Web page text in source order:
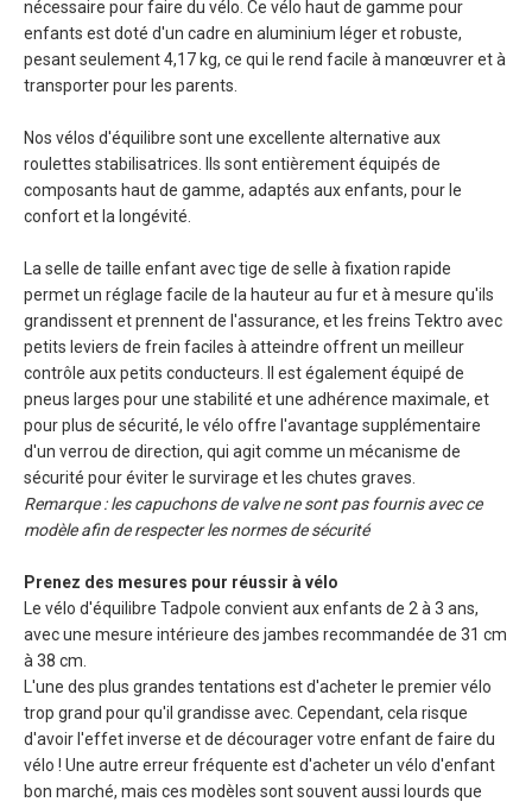
nécessaire pour faire du vélo. Ce vélo haut de gamme pour
enfants est doté d'un cadre en aluminium léger et robuste,
pesant seulement 4,17 kg, ce qui le rend facile à manœuvrer et à
transporter pour les parents.
Nos vélos d'équilibre sont une excellente alternative aux
roulettes stabilisatrices. Ils sont entièrement équipés de
composants haut de gamme, adaptés aux enfants, pour le
confort et la longévité.
La selle de taille enfant avec tige de selle à fixation rapide
permet un réglage facile de la hauteur au fur et à mesure qu'ils
grandissent et prennent de l'assurance, et les freins Tektro avec
petits leviers de frein faciles à atteindre offrent un meilleur
contrôle aux petits conducteurs. Il est également équipé de
pneus larges pour une stabilité et une adhérence maximale, et
pour plus de sécurité, le vélo offre l'avantage supplémentaire
d'un verrou de direction, qui agit comme un mécanisme de
sécurité pour éviter le survirage et les chutes graves.
Remarque : les capuchons de valve ne sont pas fournis avec ce
modèle afin de respecter les normes de sécurité
Prenez des mesures pour réussir à vélo
Le vélo d'équilibre Tadpole convient aux enfants de 2 à 3 ans,
avec une mesure intérieure des jambes recommandée de 31 cm
à 38 cm.
L'une des plus grandes tentations est d'acheter le premier vélo
trop grand pour qu'il grandisse avec. Cependant, cela risque
d'avoir l'effet inverse et de décourager votre enfant de faire du
vélo ! Une autre erreur fréquente est d'acheter un vélo d'enfant
bon marché, mais ces modèles sont souvent aussi lourds que